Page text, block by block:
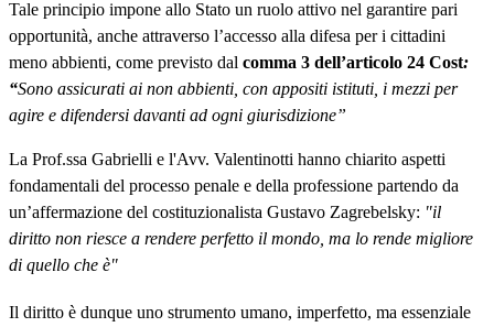
Tale principio impone allo Stato un ruolo attivo nel garantire pari
opportunità, anche attraverso l’accesso alla difesa per i cittadini
meno abbienti, come previsto dal comma 3 dell’articolo 24 Cost:
“Sono assicurati ai non abbienti, con appositi istituti, i mezzi per
agire e difendersi davanti ad ogni giurisdizione”
La Prof.ssa Gabrielli e l'Avv. Valentinotti hanno chiarito aspetti
fondamentali del processo penale e della professione partendo da
un’affermazione del costituzionalista Gustavo Zagrebelsky: "il
diritto non riesce a rendere perfetto il mondo, ma lo rende migliore
di quello che è"
Il diritto è dunque uno strumento umano, imperfetto, ma essenziale